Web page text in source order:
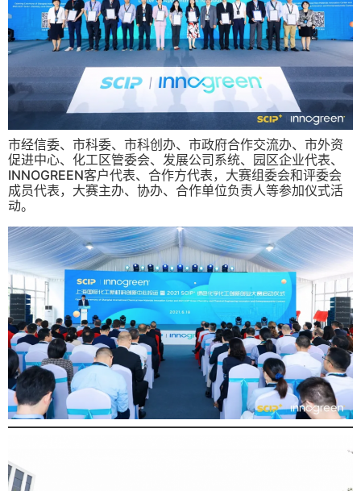
市经信委、市科委、市科创办、市政府合作交流办、市外资
促进中心、化工区管委会、发展公司系统、园区企业代表、
INNOGREEN客户代表、合作方代表，大赛组委会和评委会
成员代表，大赛主办、协办、合作单位负责人等参加仪式活
动。